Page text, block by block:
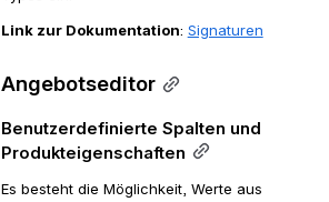
Link zur Dokumentation: Signaturen
Angebotseditor
Benutzerdefinierte Spalten und
Produkteigenschaften
Es besteht die Möglichkeit, Werte aus